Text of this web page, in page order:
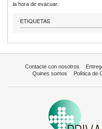
la hora de evacuar.
ETIQUETAS
Contacte con nosotros
Quines somos
Política de